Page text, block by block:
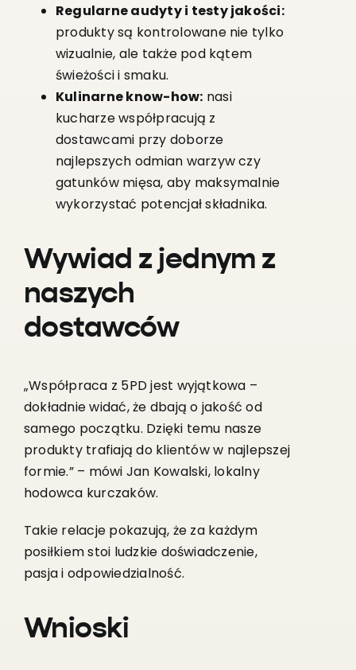
Regularne audyty i testy jakości:
produkty są kontrolowane nie tylko
wizualnie, ale także pod kątem
świeżości i smaku.
Kulinarne know-how: nasi
kucharze współpracują z
dostawcami przy doborze
najlepszych odmian warzyw czy
gatunków mięsa, aby maksymalnie
wykorzystać potencjał składnika.
Wywiad z jednym z
naszych
dostawców
„Współpraca z 5PD jest wyjątkowa –
dokładnie widać, że dbają o jakość od
samego początku. Dzięki temu nasze
produkty trafiają do klientów w najlepszej
formie.” – mówi Jan Kowalski, lokalny
hodowca kurczaków.
Takie relacje pokazują, że za każdym
posiłkiem stoi ludzkie doświadczenie,
pasja i odpowiedzialność.
Wnioski